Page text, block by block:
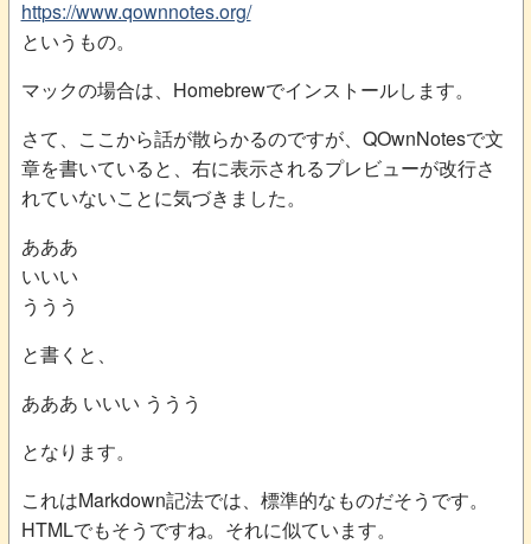
https://www.qownnotes.org/
というもの。
マックの場合は、Homebrewでインストールします。
さて、ここから話が散らかるのですが、QOwnNotesで文
章を書いていると、右に表示されるプレビューが改行さ
れていないことに気づきました。
あああ
いいい
ううう
と書くと、
あああ いいい ううう
となります。
これはMarkdown記法では、標準的なものだそうです。
HTMLでもそうですね。それに似ています。